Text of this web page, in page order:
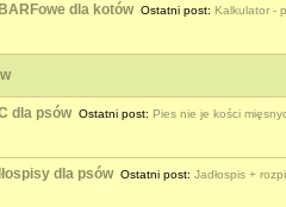
dla kotówOstatni post: Kalkulator -
dla psówOstatni post: Pies nie je kości
dla psówOstatni post: Jadłospis +